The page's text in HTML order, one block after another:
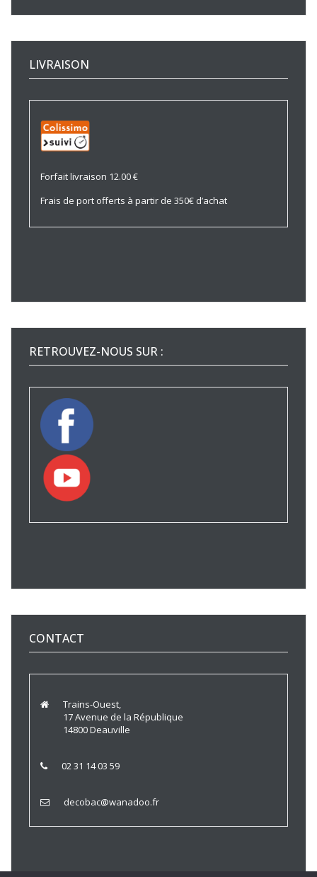
LIVRAISON
Forfait livraison 12.00 €
Frais de port offerts à partir de 350€ d’achat
RETROUVEZ-NOUS SUR :
CONTACT
Trains-Ouest,
17 Avenue de la République
14800 Deauville
02 31 14 03 59
decobac@wanadoo.fr